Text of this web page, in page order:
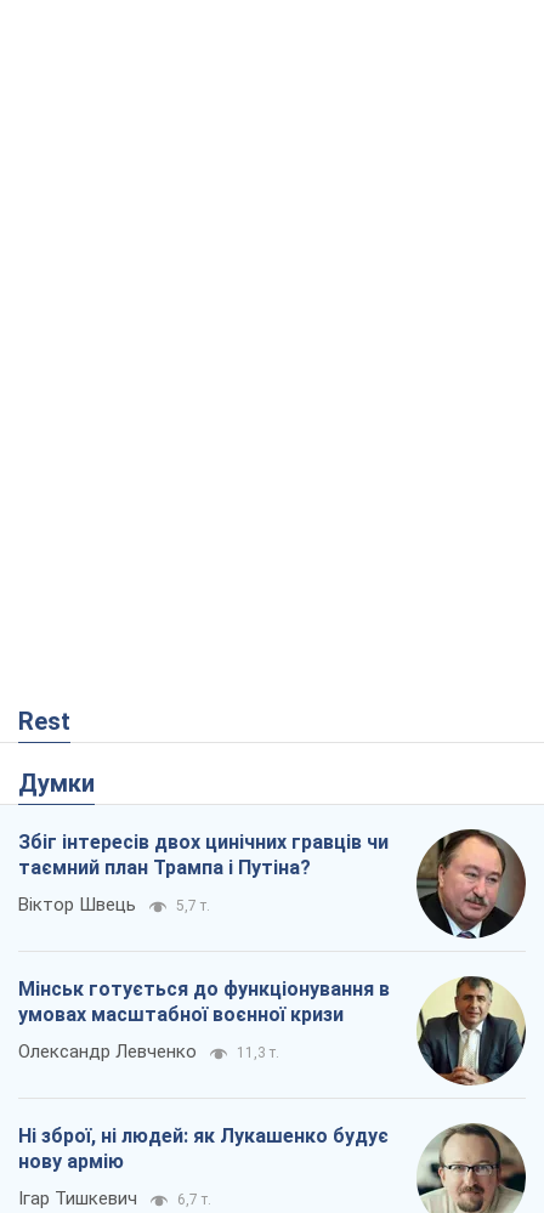
Rest
Думки
Збіг інтересів двох цинічних гравців чи
таємний план Трампа і Путіна?
Віктор Швець 5,7 т.
Мінськ готується до функціонування в
умовах масштабної воєнної кризи
Олександр Левченко 11,3 т.
Ні зброї, ні людей: як Лукашенко будує
нову армію
Ігар Тишкевич 6,7 т.